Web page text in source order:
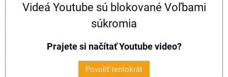
Videá Youtube sú blokované Voľbami
súkromia
Prajete si načítať Youtube video?
Povoliť tentokrát